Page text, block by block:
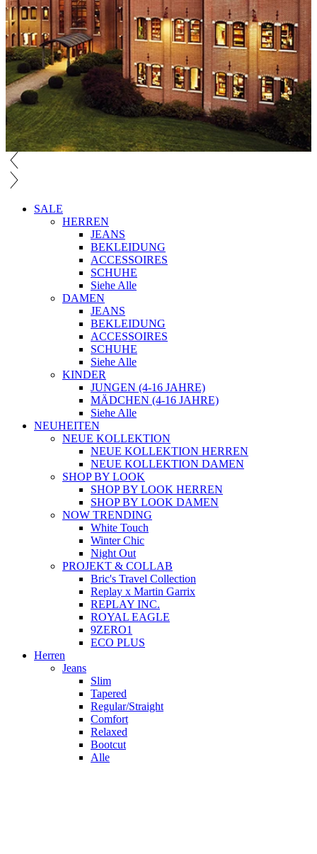
SALE
HERREN
JEANS
BEKLEIDUNG
ACCESSOIRES
SCHUHE
Siehe Alle
DAMEN
JEANS
BEKLEIDUNG
ACCESSOIRES
SCHUHE
Siehe Alle
KINDER
JUNGEN (4-16 JAHRE)
MÄDCHEN (4-16 JAHRE)
Siehe Alle
NEUHEITEN
NEUE KOLLEKTION
NEUE KOLLEKTION HERREN
NEUE KOLLEKTION DAMEN
SHOP BY LOOK
SHOP BY LOOK HERREN
SHOP BY LOOK DAMEN
NOW TRENDING
White Touch
Winter Chic
Night Out
PROJEKT & COLLAB
Bric's Travel Collection
Replay x Martin Garrix
REPLAY INC.
ROYAL EAGLE
9ZERO1
ECO PLUS
Herren
Jeans
Slim
Tapered
Regular/Straight
Comfort
Relaxed
Bootcut
Alle